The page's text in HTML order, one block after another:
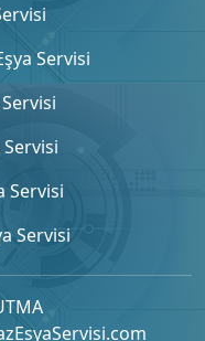
Servisi
Servisi
Servisi
Servisi